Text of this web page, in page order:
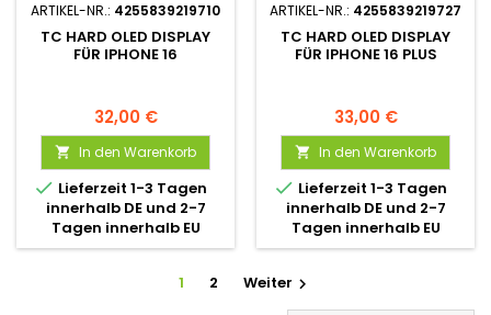
ARTIKEL-NR.: 4255839219710
TC HARD OLED DISPLAY
FÜR IPHONE 16
32,00 €
 In den Warenkorb
 Lieferzeit 1-3 Tagen
innerhalb DE und 2-7
Tagen innerhalb EU
ARTIKEL-NR.: 4255839219727
TC HARD OLED DISPLAY
FÜR IPHONE 16 PLUS
33,00 €
 In den Warenkorb
 Lieferzeit 1-3 Tagen
innerhalb DE und 2-7
Tagen innerhalb EU
1 2 Weiter 